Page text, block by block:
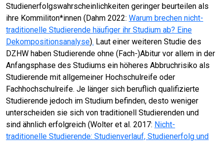
Studienerfolgswahrscheinlichkeiten geringer beurteilen als
ihre Kommiliton*innen (Dahm 2022: Warum brechen nicht-
traditionelle Studierende häufiger ihr Studium ab? Eine
Dekompositionsanalyse). Laut einer weiteren Studie des
DZHW haben Studierende ohne (Fach-)Abitur vor allem in der
Anfangsphase des Studiums ein höheres Abbruchrisiko als
Studierende mit allgemeiner Hochschulreife oder
Fachhochschulreife. Je länger sich beruflich qualifizierte
Studierende jedoch im Studium befinden, desto weniger
unterscheiden sie sich von traditionell Studierenden und
sind ähnlich erfolgreich (Wolter et al. 2017: Nicht-
traditionelle Studierende: Studienverlauf, Studienerfolg und